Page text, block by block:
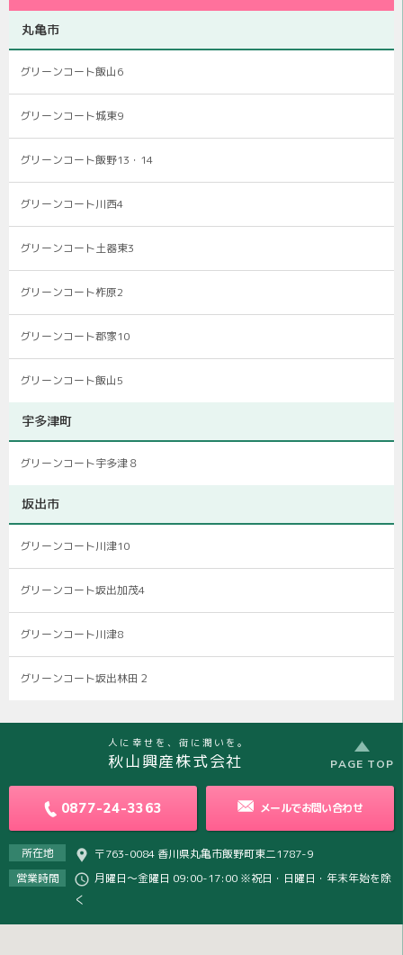
丸亀市
グリーンコート飯山6
グリーンコート城東9
グリーンコート飯野13・14
グリーンコート川西4
グリーンコート土器東3
グリーンコート柞原2
グリーンコート郡家10
グリーンコート飯山5
宇多津町
グリーンコート宇多津８
坂出市
グリーンコート川津10
グリーンコート坂出加茂4
グリーンコート川津8
グリーンコート坂出林田２
人に幸せを、街に潤いを。
秋山興産株式会社
所在地
〒763-0084 香川県丸亀市飯野町東二1787-9
営業時間
月曜日～金曜日 09:00-17:00 ※祝日・日曜日・年末年始を除
く
0877-24-3363 メールでお問い合わせ
PAGE TOP